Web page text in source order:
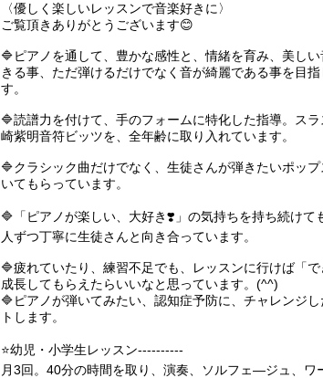
〈優しく楽しいレッスンで音楽好きに〉
ご覧頂きありがとうございます😊
🔷ピアノを通して、豊かな感性と、情緒を育み、美し
きる事、ただ弾けるだけでなく音が綺麗である事を目
す。
🔷読譜力を付けて、手のフォームに特化した指導。スラ
崎紫明音符ビッツを、全年齢に取り入れています。
🔷クラシック曲だけでなく、生徒さんが弾きたいポッ
いてもらっています。
🔷「ピアノが楽しい、大好き❣️」の気持ちを持ち続けて
人ずつ丁寧に生徒さんと向き合っています。
🔷疲れていたり、練習不足でも、レッスンに行けば「で
成長してもらえたらいいなと思っています。(^^)
🔷ピアノが弾いてみたい、認知症予防に、チャレンジ
トします。
⭐幼児・小学生レッスン----------
月3回。40分の時間を取り、演奏、ソルフェ―ジュ、ワ